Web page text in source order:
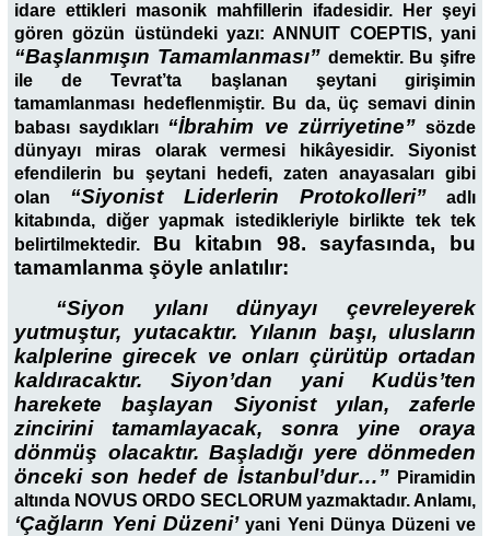
idare ettikleri masonik mahfillerin ifadesidir. Her şeyi
gören gözün üstündeki yazı: ANNUIT COEPTlS, yani
“Başlanmışın Tamamlanması” demektir. Bu şifre
ile de Tevrat’ta başlanan şeytani girişimin
tamamlanması hedeflenmiştir. Bu da, üç semavi dinin
babası saydıkları “İbrahim ve zürriyetine” sözde
dünyayı miras olarak vermesi hikâyesidir. Siyonist
efendilerin bu şeytani hedefi, zaten anayasaları gibi
olan
“Siyonist Liderlerin Protokolleri” adlı
kitabında, diğer yapmak istedikleriyle birlikte tek tek
belirtilmektedir.
Bu kitabın 98. sayfasında, bu
tamamlanma şöyle anlatılır:
“Siyon yılanı dünyayı çevreleyerek
yutmuştur, yutacaktır. Yılanın başı, ulusların
kalplerine girecek ve onları çürütüp ortadan
kaldıracaktır. Siyon’dan yani Kudüs’ten
harekete başlayan Siyonist yılan, zaferle
zincirini tamamlayacak, sonra yine oraya
dönmüş olacaktır. Başladığı yere dönmeden
önceki son hedef de İstanbul’dur…” Piramidin
altında NOVUS ORDO SECLORUM yazmaktadır. Anlamı,
‘Çağların Yeni Düzeni’yani Yeni Dünya Düzeni ve